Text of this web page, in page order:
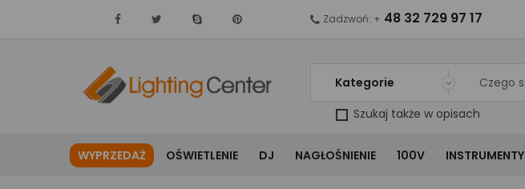
Kategorie
Szukaj także w opisach
Zadzwoń: + 48 32 729 97 17
WYPRZEDAŻ OŚWIETLENIE DJ NAGŁOŚNIENIE 100V INSTRUMENTY